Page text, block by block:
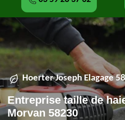
Hoerter Joseph Elagage 58
Entreprise taille de
Morvan 58230